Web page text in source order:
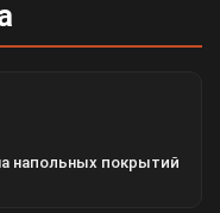
напольных покрытий